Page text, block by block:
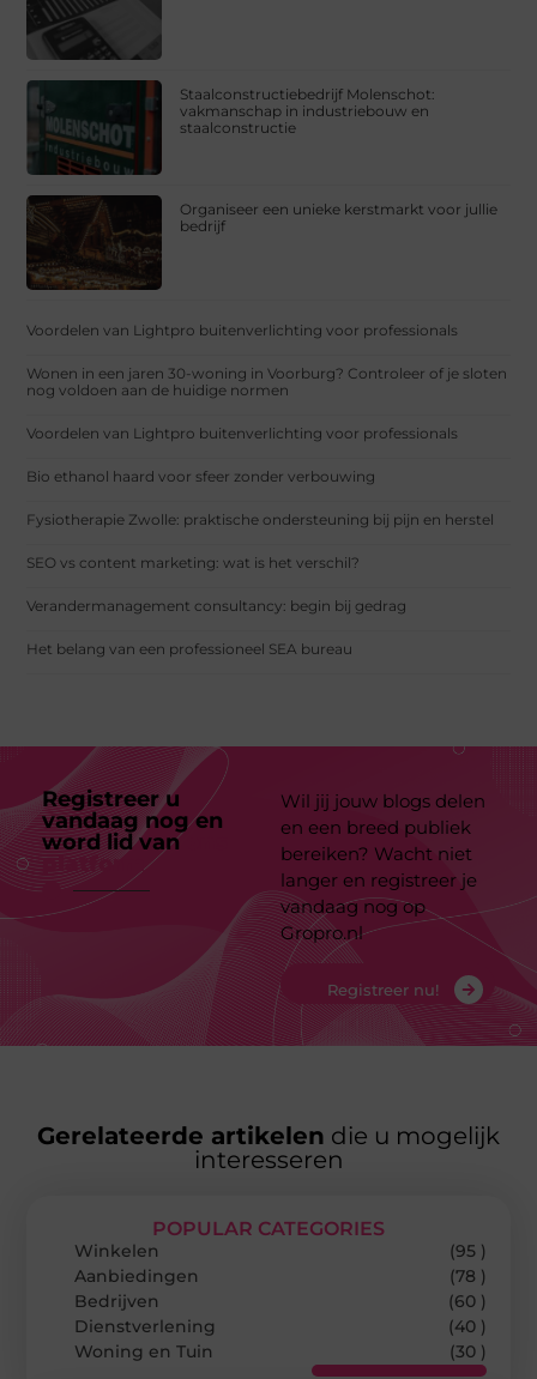
Staalconstructiebedrijf Molenschot:
vakmanschap in industriebouw en
staalconstructie
Organiseer een unieke kerstmarkt voor jullie
bedrijf
Voordelen van Lightpro buitenverlichting voor professionals
Wonen in een jaren 30-woning in Voorburg? Controleer of je sloten
nog voldoen aan de huidige normen
Voordelen van Lightpro buitenverlichting voor professionals
Bio ethanol haard voor sfeer zonder verbouwing
Fysiotherapie Zwolle: praktische ondersteuning bij pijn en herstel
SEO vs content marketing: wat is het verschil?
Verandermanagement consultancy: begin bij gedrag
Het belang van een professioneel SEA bureau
Registreer u
vandaag nog en
word lid van
platform
Wil jij jouw blogs delen
en een breed publiek
bereiken? Wacht niet
langer en registreer je
vandaag nog op
Gropro.nl
Registreer nu!
Gerelateerde artikelen die u mogelijk
interesseren
POPULAR CATEGORIES
Winkelen
(95 )
Aanbiedingen
(78 )
Bedrijven
(60 )
Dienstverlening
(40 )
Woning en Tuin
(30 )